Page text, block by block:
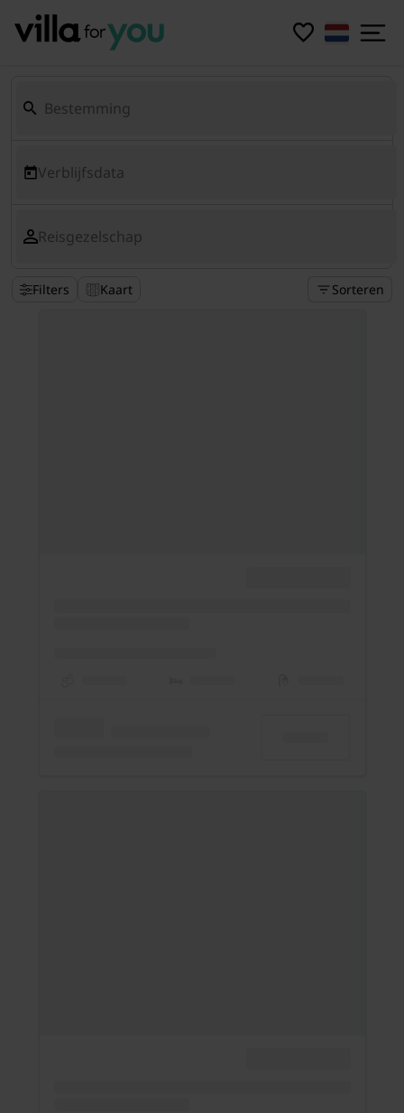
Verblijfsdata
Reisgezelschap
Filters Kaart Sorteren